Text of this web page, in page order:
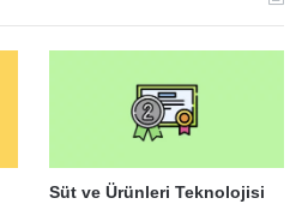
Süt ve Ürünleri Teknolojisi